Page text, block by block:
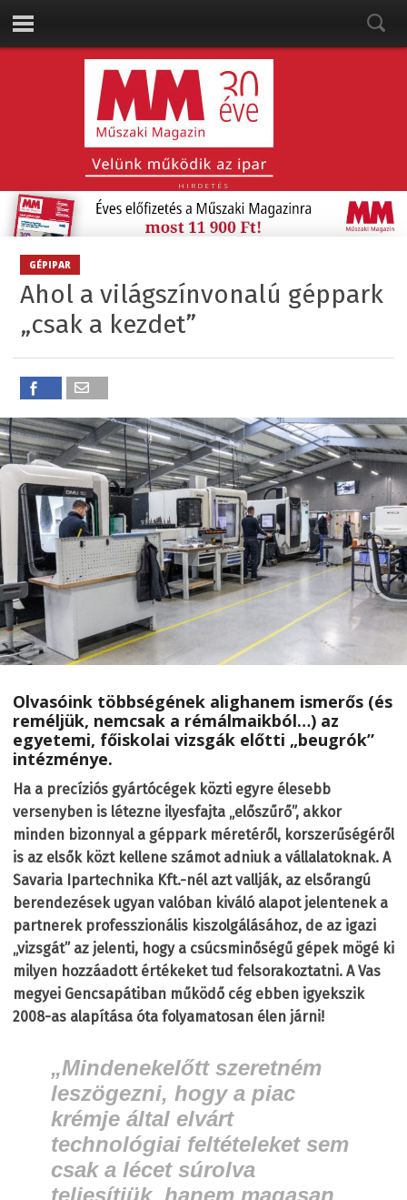
HIRDETÉS
GÉPIPAR
Ahol a világszínvonalú géppark
„csak a kezdet”
Olvasóink többségének alighanem ismerős (és
reméljük, nemcsak a rémálmaikból…) az
egyetemi, főiskolai vizsgák előtti „beugrók”
intézménye.
Ha a precíziós gyártócégek közti egyre élesebb
versenyben is létezne ilyesfajta „előszűrő”, akkor
minden bizonnyal a géppark méretéről, korszerűségéről
is az elsők közt kellene számot adniuk a vállalatoknak. A
Savaria Ipartechnika Kft.-nél azt vallják, az elsőrangú
berendezések ugyan valóban kiváló alapot jelentenek a
partnerek professzionális kiszolgálásához, de az igazi
„vizsgát” az jelenti, hogy a csúcsminőségű gépek mögé ki
milyen hozzáadott értékeket tud felsorakoztatni. A Vas
megyei Gencsapátiban működő cég ebben igyekszik
2008-as alapítása óta folyamatosan élen járni!
„Mindenekelőtt szeretném
leszögezni, hogy a piac
krémje által elvárt
technológiai feltételeket sem
csak a lécet súrolva
teljesítjük, hanem magasan